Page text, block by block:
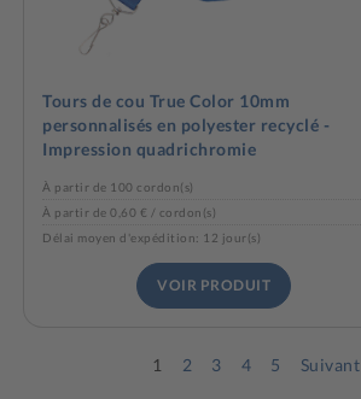
Tours de cou True Color 10mm
personnalisés en polyester recyclé -
Impression quadrichromie
À partir de 100 cordon(s)
À partir de 0,60 € / cordon(s)
Délai moyen d'expédition: 12 jour(s)
VOIR PRODUIT
1 2 3 4 5 Suivant